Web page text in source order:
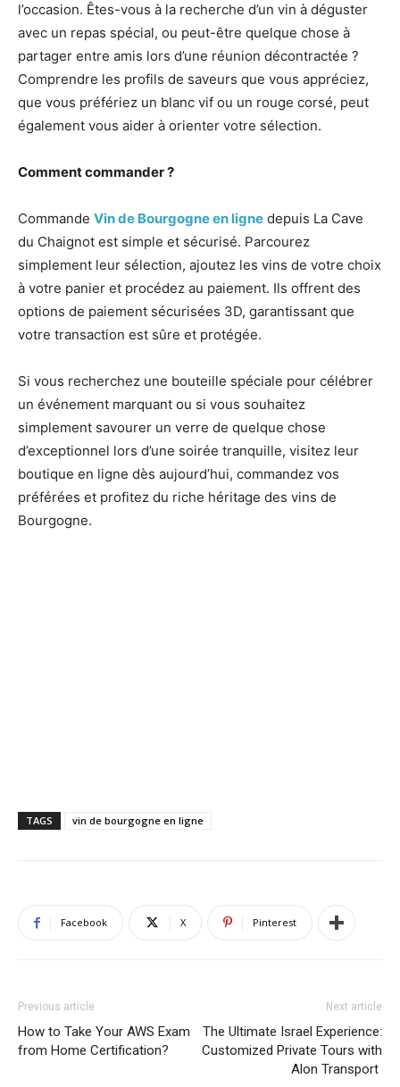
l’occasion. Êtes-vous à la recherche d’un vin à déguster
avec un repas spécial, ou peut-être quelque chose à
partager entre amis lors d’une réunion décontractée ?
Comprendre les profils de saveurs que vous appréciez,
que vous préfériez un blanc vif ou un rouge corsé, peut
également vous aider à orienter votre sélection.
Comment commander ?
Commande Vin de Bourgogne en ligne depuis La Cave
du Chaignot est simple et sécurisé. Parcourez
simplement leur sélection, ajoutez les vins de votre choix
à votre panier et procédez au paiement. Ils offrent des
options de paiement sécurisées 3D, garantissant que
votre transaction est sûre et protégée.
Si vous recherchez une bouteille spéciale pour célébrer
un événement marquant ou si vous souhaitez
simplement savourer un verre de quelque chose
d’exceptionnel lors d’une soirée tranquille, visitez leur
boutique en ligne dès aujourd’hui, commandez vos
préférées et profitez du riche héritage des vins de
Bourgogne.
TAGS vin de bourgogne en ligne
Facebook X Pinterest
Previous article
How to Take Your AWS Exam
from Home Certification?
Next article
The Ultimate Israel Experience:
Customized Private Tours with
Alon Transport